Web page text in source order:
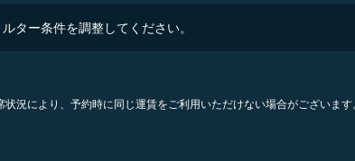
ター条件を調整してください。
況により、予約時に同じ運賃をご利用いただけない場合がございま